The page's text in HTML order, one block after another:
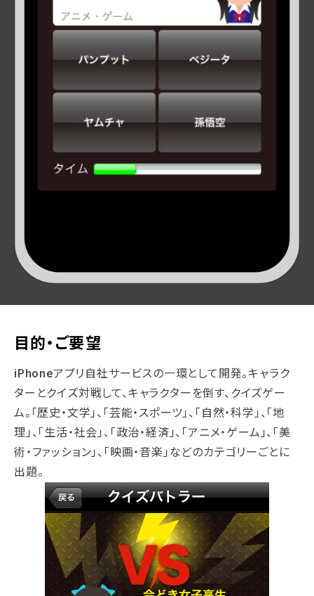
目的・ご要望
iPhoneアプリ自社サービスの一環として開発。キャラク
ターとクイズ対戦して、キャラクターを倒す、クイズゲー
ム。「歴史・文学」、「芸能・スポーツ」、「自然・科学」、「地
理」、「生活・社会」、「政治・経済」、「アニメ・ゲーム」、「美
術・ファッション」、「映画・音楽」などのカテゴリーごとに
出題。